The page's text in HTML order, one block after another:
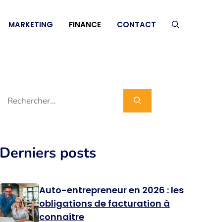
MARKETING FINANCE CONTACT
Rechercher :
Derniers posts
Auto-entrepreneur en 2026 : les
obligations de facturation à
connaître